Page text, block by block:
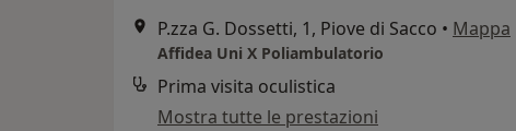
P.zza G. Dossetti, 1, Piove di Sacco • Mappa
Affidea Uni X Poliambulatorio
Prima visita oculistica
Mostra tutte le prestazioni